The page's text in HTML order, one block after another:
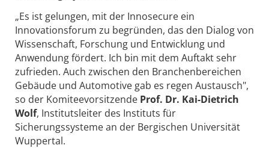
„Es ist gelungen, mit der Innosecure ein
Innovationsforum zu begründen, das den Dialog von
Wissenschaft, Forschung und Entwicklung und
Anwendung fördert. Ich bin mit dem Auftakt sehr
zufrieden. Auch zwischen den Branchenbereichen
Gebäude und Automotive gab es regen Austausch",
so der Komiteevorsitzende Prof. Dr. Kai-Dietrich
Wolf, Institutsleiter des Instituts für
Sicherungssysteme an der Bergischen Universität
Wuppertal.